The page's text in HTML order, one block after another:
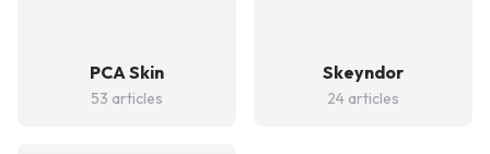
PCA Skin
53 articles
Skeyndor
24 articles